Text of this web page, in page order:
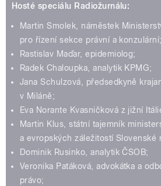
Hosté speciálu Radiožurnálu:
Martin Smolek, náměstek
pro řízení sekce právní a konzulární;
Rastislav Maďar, epidemiolog;
Radek Chaloupka, analytik KPMG;
Jana Schulzová, předsedkyně
v Miláně;
Eva Norante Kvasničková z jižní
Martin Klus, státní tajemník
a evropských záležitostí Slovenské
Dominik Rusinko, analytik ČSOB;
Veronika Patáková, advokátka a
právo;